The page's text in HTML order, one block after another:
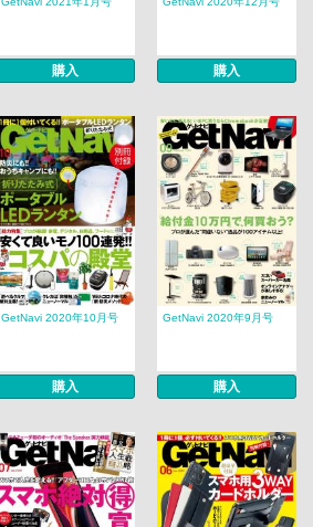
購入 購入
GetNavi 2020年10月号
購入
GetNavi 2020年9月号
購入